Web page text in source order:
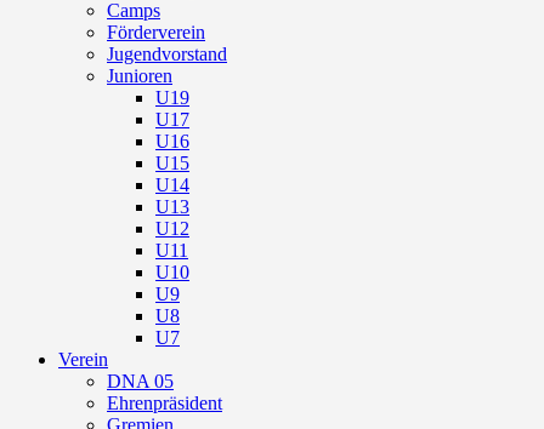
Camps
Förderverein
Jugendvorstand
Junioren
U19
U17
U16
U15
U14
U13
U12
U11
U10
U9
U8
U7
Verein
DNA 05
Ehrenpräsident
Gremien